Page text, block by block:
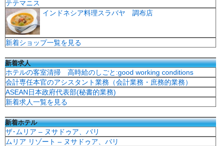
テテマニス
インドネシア料理スラバヤ 調布店
新着ショップ一覧を見る
新着求人
ホテルの客室清掃 高時給のしごと:good working conditions
会計専任本官のアシスタント業務（会計業務・庶務的業務）
ASEAN日本政府代表部(秘書的業務)
新着求人一覧を見る
新着ホテル
ザ･ムリア – ヌサドゥア、バリ
ムリア リゾート – ヌサドゥア、バリ